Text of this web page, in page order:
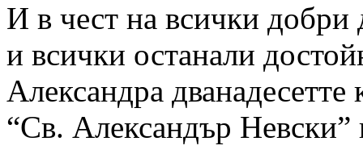
И в чест на всички добри
и всички останали
Александра
“Св. Александър